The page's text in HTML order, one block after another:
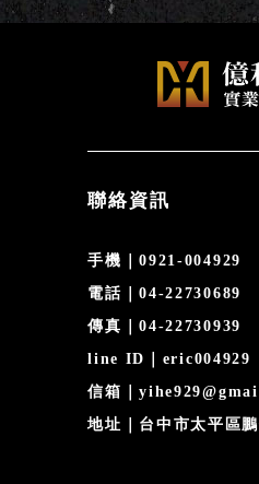
聯絡資訊
手機｜0921-004929
電話｜04-22730689
傳真｜04-22730939
line ID｜eric004929
信箱｜
地址｜台中市太平區